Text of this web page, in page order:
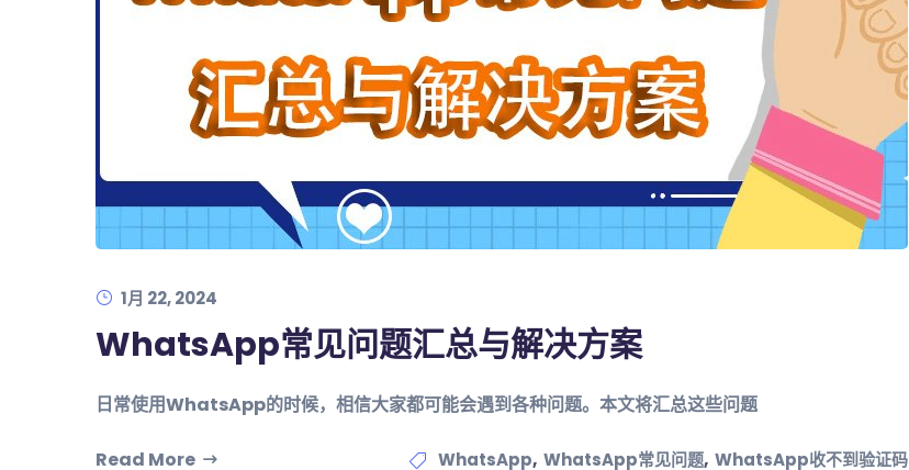
1月 22, 2024
WhatsApp常见问题汇总与解决方案
日常使用WhatsApp的时候，相信大家都可能会遇到各种问题。本文将汇总这些问题
Read More WhatsApp, WhatsApp常见问题, WhatsApp收不到验证码